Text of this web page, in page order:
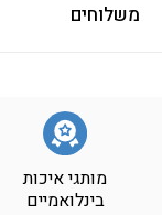
משלוחים
מותגי איכות
בינלואמיים